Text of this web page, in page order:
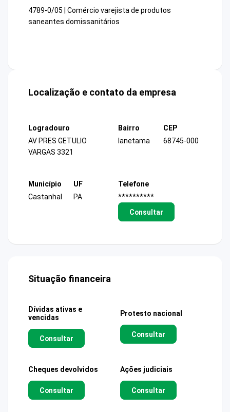
4789-0/05 | Comércio varejista de produtos
saneantes domissanitários
Localização e contato da empresa
Logradouro
AV PRES GETULIO
VARGAS 3321
Bairro
Ianetama
CEP
68745-000
Município
Castanhal
UF
PA
Telefone
**********
Consultar
Situação financeira
Dívidas ativas e
vencidas
Consultar
Protesto nacional
Consultar
Cheques devolvidos
Consultar
Ações judiciais
Consultar